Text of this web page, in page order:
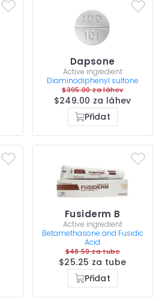
Dapsone
Active ingredient
Diaminodiphenyl sulfone
$395.00 za láhev
$249.00 za láhev
Přidat
Fusiderm B
Active ingredient
Betamethasone and Fusidic
Acid
$48.59 za tube
$25.25 za tube
Přidat